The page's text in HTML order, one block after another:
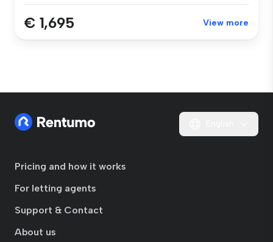
€ 1,695 View more
Pricing and how it works
For letting agents
Support & Contact
About us